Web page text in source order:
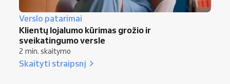
Verslo patarimai
Klientų lojalumo kūrimas grožio ir
sveikatingumo versle
2 min. skaitymo
Skaityti straipsnį